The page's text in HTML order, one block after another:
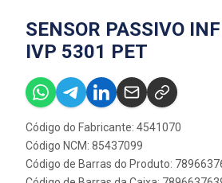
SENSOR PASSIVO
IVP 5301 PET
Código do Fabricante: 4541070
Código NCM: 85437099
Código de Barras do Produto: